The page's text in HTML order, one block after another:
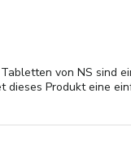
von NS sind
Produkt eine